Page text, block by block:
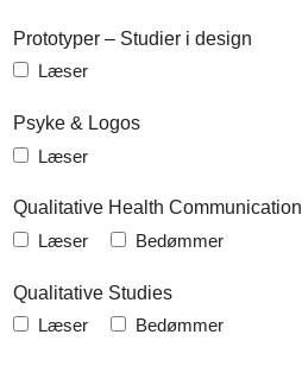
Prototyper – Studier i design
Læser
Psyke & Logos
Læser
Qualitative Health Communication
Læser Bedømmer
Qualitative Studies
Læser Bedømmer